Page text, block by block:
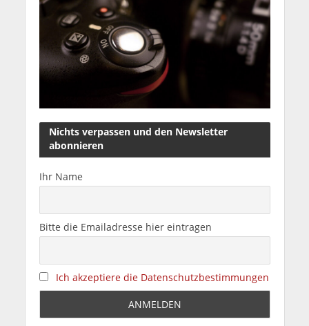
Nichts verpassen und den Newsletter
abonnieren
Ihr Name
Bitte die Emailadresse hier eintragen
Ich akzeptiere die Datenschutzbestimmungen